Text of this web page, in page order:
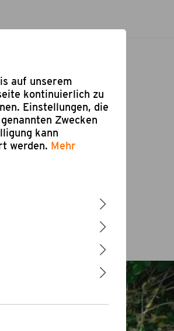
auf unserem
kontinuierlich zu
Einstellungen, die
Zwecken
kann
werden. Mehr